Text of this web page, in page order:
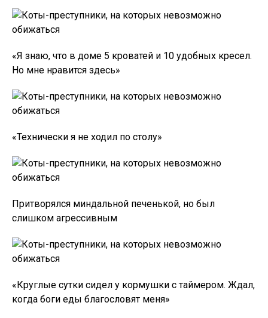
«Я знаю, что в доме 5 кроватей и 10 удобных кресел.
Но мне нравится здесь»
«Технически я не ходил по столу»
Притворялся миндальной печенькой, но был
слишком агрессивным
«Круглые сутки сидел у кормушки с таймером. Ждал,
когда боги еды благословят меня»